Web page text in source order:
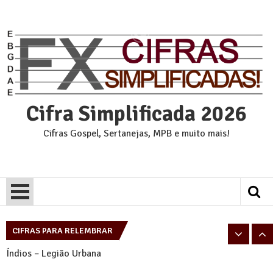
content
Cifra Simplificada 2026
Cifras Gospel, Sertanejas, MPB e muito mais!
CIFRAS PARA RELEMBRAR
Pais e Filhos – Legião Urbana
Índios – Legião Urbana